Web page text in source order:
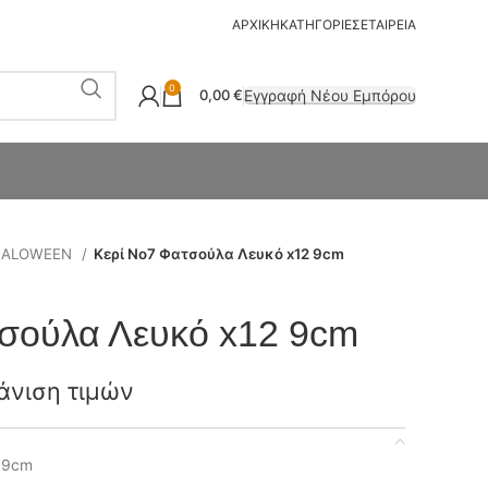
ΑΡΧΙΚΗΚΑΤΗΓΟΡΙΕΣΕΤΑΙΡΕΙΑ
0 0,00€Εγγραφή Νέου Εμπόρου
Κερί Νο7 Φατσούλα Λευκό x12 9cm
Λευκό x12 9cm
τιμών